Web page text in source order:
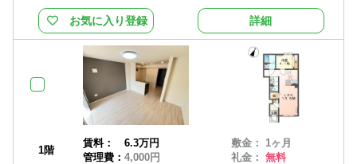
お気に入り登録 詳細
1階
賃料：
6.3万円
管理費： 4,000円
敷金： 1ヶ月
礼金：無料